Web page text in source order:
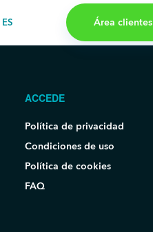
ES Área clientes
ACCEDE
Política de privacidad
Condiciones de uso
Política de cookies
FAQ